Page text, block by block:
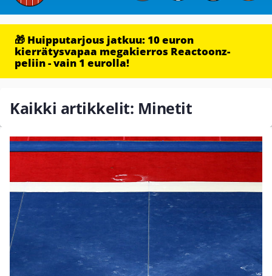
🎁 Huipputarjous jatkuu: 10 euron
kierrätysvapaa megakierros Reactoonz-
peliin - vain 1 eurolla!
Kaikki artikkelit: Minetit